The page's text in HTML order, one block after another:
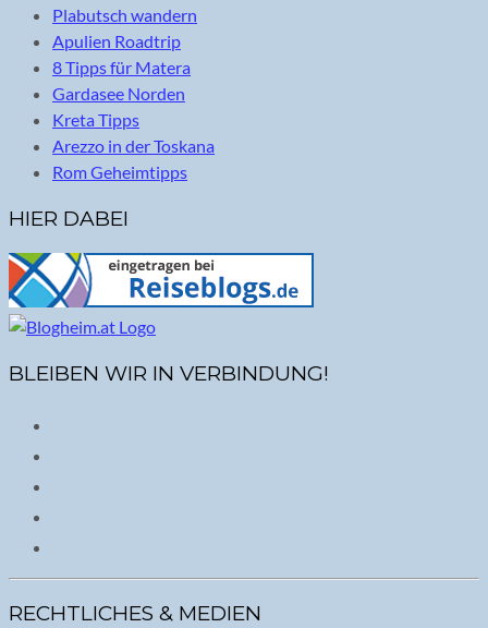
Plabutsch wandern
Apulien Roadtrip
8 Tipps für Matera
Gardasee Norden
Kreta Tipps
Arezzo in der Toskana
Rom Geheimtipps
HIER DABEI
BLEIBEN WIR IN VERBINDUNG!
RECHTLICHES & MEDIEN